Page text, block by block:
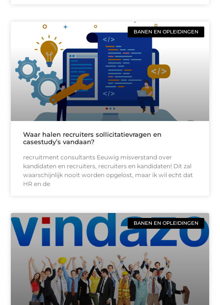
BANEN EN OPLEIDINGEN
Waar halen recruiters sollicitatievragen en
casestudy’s vandaan?
recruitment consultants Eeuwig misverstand over
kandidaten en recruiters, recruiters en kandidaten! Dit zal
waarschijnlijk nooit worden opgelost, maar ik wil echt dat
HR en de
BANEN EN OPLEIDINGEN